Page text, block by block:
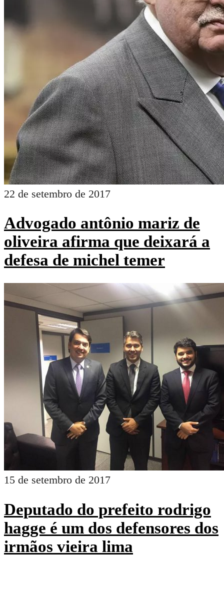
22 de setembro de 2017
Advogado antônio mariz de
oliveira afirma que deixará a
defesa de michel temer
15 de setembro de 2017
Deputado do prefeito rodrigo
hagge é um dos defensores dos
irmãos vieira lima